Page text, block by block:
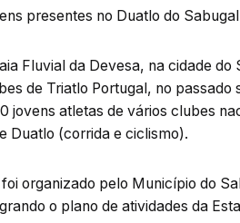
presentes no Duatlo do
Fluvial da Devesa, na cidade
de Triatlo Portugal, no
jovens atletas de vários clubes
Duatlo (corrida e ciclismo).
organizado pelo Município do
o plano de atividades da